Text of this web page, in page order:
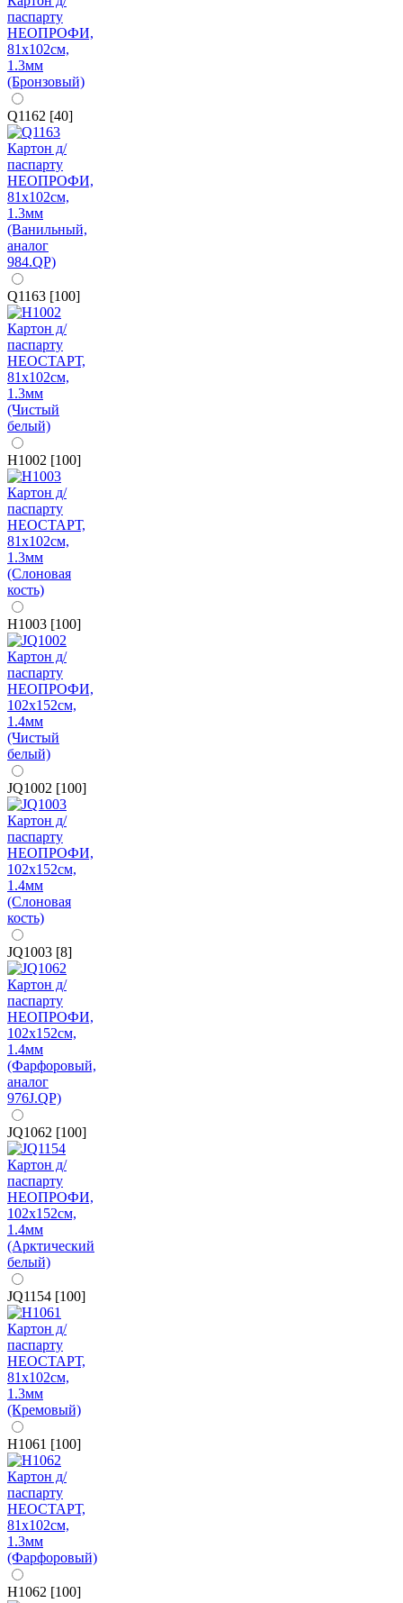
Q1162 [40]
Q1163 [100]
H1002 [100]
H1003 [100]
JQ1002 [100]
JQ1003 [8]
JQ1062 [100]
JQ1154 [100]
H1061 [100]
H1062 [100]